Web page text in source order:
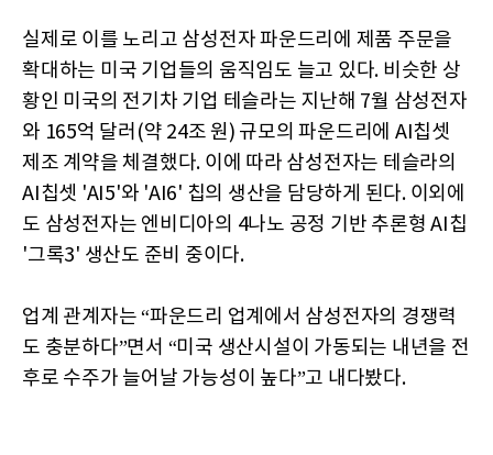
실제로 이를 노리고 삼성전자 파운드리에 제품 주문을
확대하는 미국 기업들의 움직임도 늘고 있다. 비슷한 상
황인 미국의 전기차 기업 테슬라는 지난해 7월 삼성전자
와 165억 달러(약 24조 원) 규모의 파운드리에 AI칩셋
제조 계약을 체결했다. 이에 따라 삼성전자는 테슬라의
AI칩셋 'AI5'와 'AI6' 칩의 생산을 담당하게 된다. 이외에
도 삼성전자는 엔비디아의 4나노 공정 기반 추론형 AI칩
'그록3' 생산도 준비 중이다.
업계 관계자는 “파운드리 업계에서 삼성전자의 경쟁력
도 충분하다”면서 “미국 생산시설이 가동되는 내년을 전
후로 수주가 늘어날 가능성이 높다”고 내다봤다.